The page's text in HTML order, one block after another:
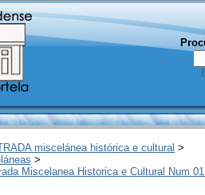
miscelánea histórica e cultural >
>
Miscelanea Historica e Cultural Num